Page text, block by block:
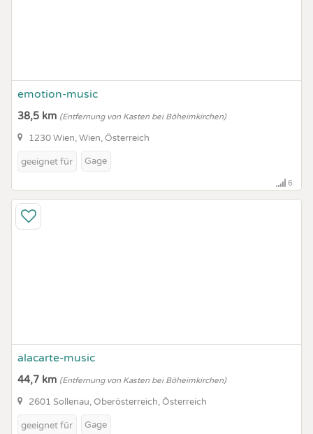
emotion-music
38,5 km (Entfernung von Kasten bei Böheimkirchen)
1230 Wien, Wien, Österreich
geeignet für Gage
6
alacarte-music
44,7 km (Entfernung von Kasten bei Böheimkirchen)
2601 Sollenau, Oberösterreich, Österreich
geeignet für Gage